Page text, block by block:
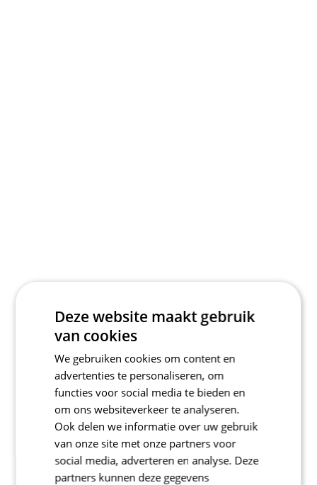
Deze website maakt gebruik
van cookies
We gebruiken cookies om content en
advertenties te personaliseren, om
functies voor social media te bieden en
om ons websiteverkeer te analyseren.
Ook delen we informatie over uw gebruik
van onze site met onze partners voor
social media, adverteren en analyse. Deze
partners kunnen deze gegevens